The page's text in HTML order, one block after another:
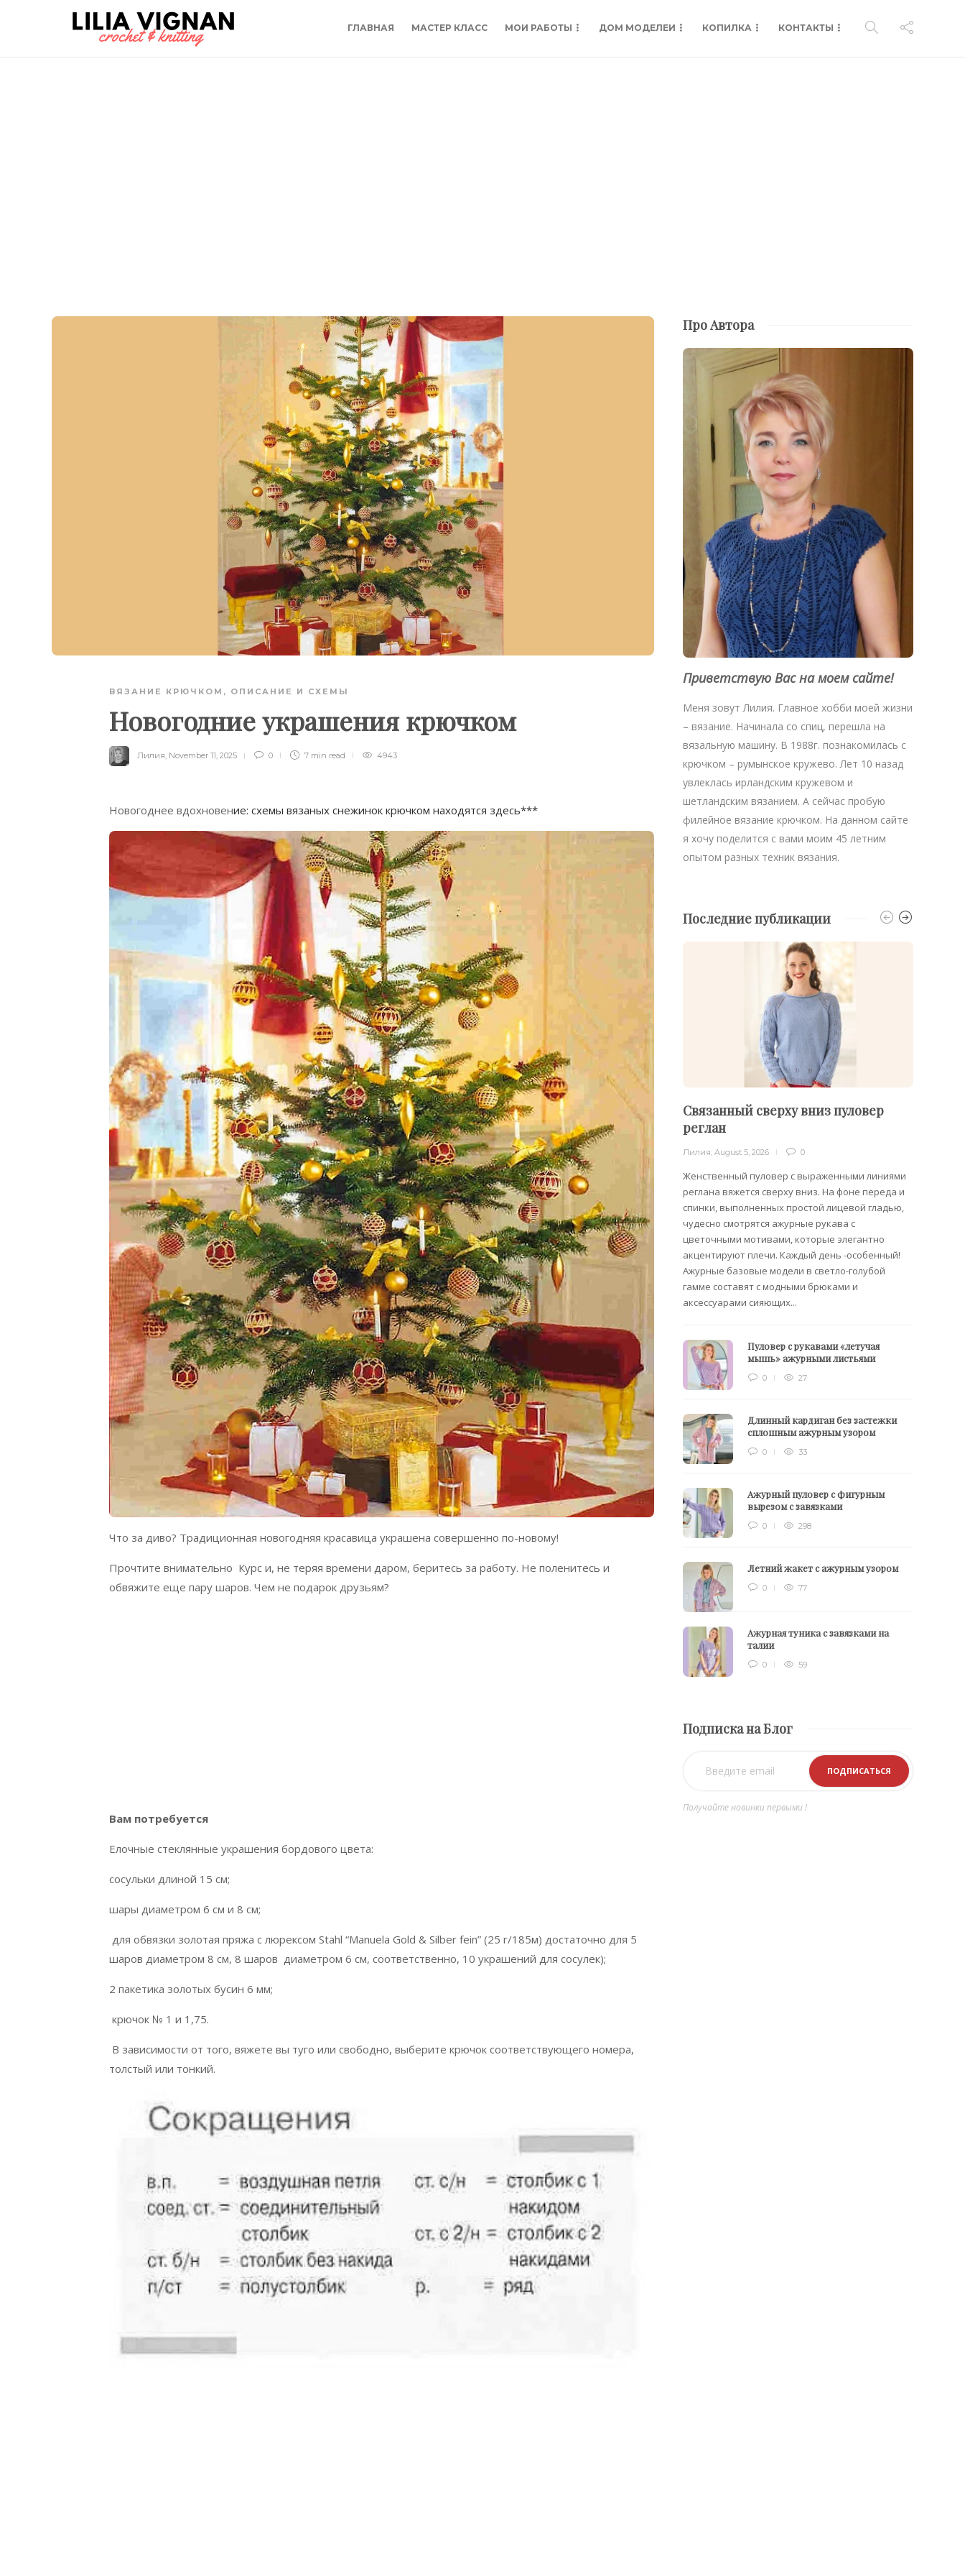
ГЛАВНАЯ МАСТЕР КЛАСС МОИ РАБОТЫ ДОМ МОДЕЛЕИ КОПИЛКА КОНТАКТЫ
ВЯЗАНИЕ КРЮЧКОМ , ОПИСАНИЕ И СХЕМЫ
Новогодние украшения крючком
Лилия, November 11, 2025 0 7 min read 4943
Новогоднее вдохновение: схемы вязаных снежинок крючком находятся здесь***
Что за диво? Традиционная новогодняя красавица украшена совершенно по-новому!
Прочтите внимательно Курс и, не теряя времени даром, беритесь за работу. Не поленитесь и
обвяжите еще пару шаров. Чем не подарок друзьям?
Вам потребуется
Елочные стеклянные украшения бордового цвета:
сосульки длиной 15 см;
шары диаметром 6 см и 8 см;
для обвязки золотая пряжа с люрексом Stahl “Manuela Gold & Silber fein” (25 r/185м) достаточно для 5
шаров диаметром 8 см, 8 шаров диаметром 6 см, соответственно, 10 украшений для сосулек);
2 пакетика золотых бусин 6 мм;
крючок № 1 и 1,75.
В зависимости от того, вяжете вы туго или свободно, выберите крючок соответствующего номера,
толстый или тонкий.
Про Автора
Приветствую Вас на моем сайте!
Меня зовут Лилия. Главное хобби моей жизни
– вязание. Начинала со спиц, перешла на
вязальную машину. В 1988г. познакомилась с
крючком – румынское кружево. Лет 10 назад
увлеклась ирландским кружевом и
шетландским вязанием. А сейчас пробую
филейное вязание крючком. На данном сайте
я хочу поделится с вами моим 45 летним
опытом разных техник вязания.
Последние публикации
Связанный сверху вниз пуловер
реглан
Лилия ,August 5, 2026 0
Женственный пуловер с выраженными линиями
реглана вяжется сверху вниз. На фоне переда и
спинки, выполненных простой лицевой гладью,
чудесно смотрятся ажурные рукава с
цветочными мотивами, которые элегантно
акцентируют плечи. Каждый день -особенный!
Ажурные базовые модели в светло-голубой
гамме составят с модными брюками и
аксессуарами сияющих...
Пуловер с рукавами «летучая
мышь» ажурными листьями
0 27
Длинный кардиган без застежки
сплошным ажурным узором
0 33
Ажурный пуловер с фигурным
вырезом с завязками
0 298
Летний жакет с ажурным узором
0 77
Ажурная туника с завязками на
талии
0 59
Подписка на Блог
Получайте новинки первыми !